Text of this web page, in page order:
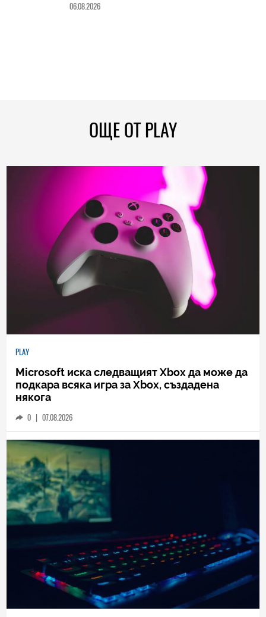
06.08.2026
ОЩЕ ОТ PLAY
PLAY
Microsoft иска следващият Xbox да може да
подкара всяка игра за Xbox, създадена
някога
0 | 07.08.2026